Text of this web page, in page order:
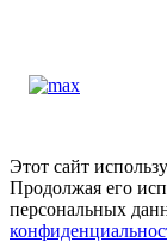
Этот сайт
Продолжая его
персональных